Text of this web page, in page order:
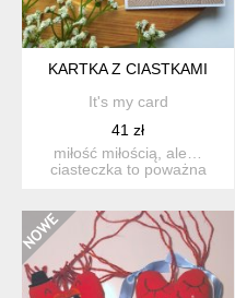
KARTKA Z CIASTKAMI
It's my card
41 zł
miłość miłością, ale…
ciasteczka to poważna